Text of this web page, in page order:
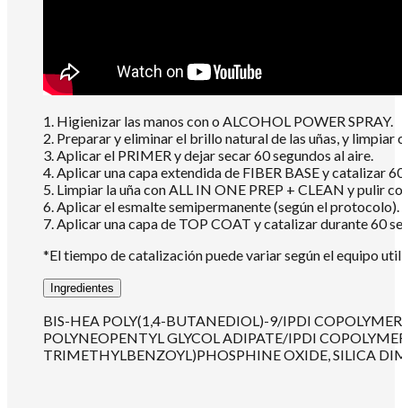
1. Higienizar las manos con o ALCOHOL POWER SPRAY.
2. Preparar y eliminar el brillo natural de las uñas, y limpiar
3. Aplicar el PRIMER y dejar secar 60 segundos al aire.
4. Aplicar una capa extendida de FIBER BASE y catalizar
5. Limpiar la uña con ALL IN ONE PREP + CLEAN y pulir
6. Aplicar el esmalte semipermanente (según el protocolo).
7. Aplicar una capa de TOP COAT y catalizar durante 60
*El tiempo de catalización puede variar según el equipo
Ingredientes
BIS-HEA POLY(1,4-BUTANEDIOL)-9/IPDI
POLYNEOPENTYL GLYCOL ADIPATE/IPDI
TRIMETHYLBENZOYL)PHOSPHINE OXIDE, SILICA